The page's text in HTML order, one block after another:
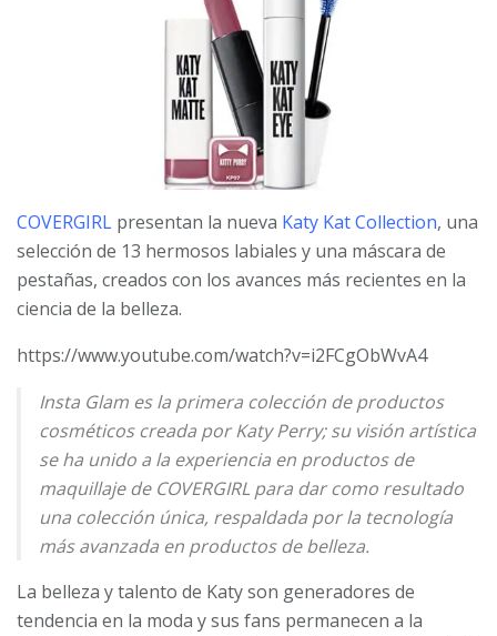
COVERGIRL presentan la nueva Katy Kat Collection, una
selección de 13 hermosos labiales y una máscara de
pestañas, creados con los avances más recientes en la
ciencia de la belleza.
https://www.youtube.com/watch?v=i2FCgObWvA4
Insta Glam es la primera colección de productos
cosméticos creada por Katy Perry; su visión artística
se ha unido a la experiencia en productos de
maquillaje de COVERGIRL para dar como resultado
una colección única, respaldada por la tecnología
más avanzada en productos de belleza.
La belleza y talento de Katy son generadores de
tendencia en la moda y sus fans permanecen a la